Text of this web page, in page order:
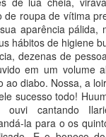
de roupa de vítima
aparência pálida,
hábitos de higiene
dezenas de
em um volume
ao diabo. Nossa, a
sucesso todo!
ouvi cantando
la para o os